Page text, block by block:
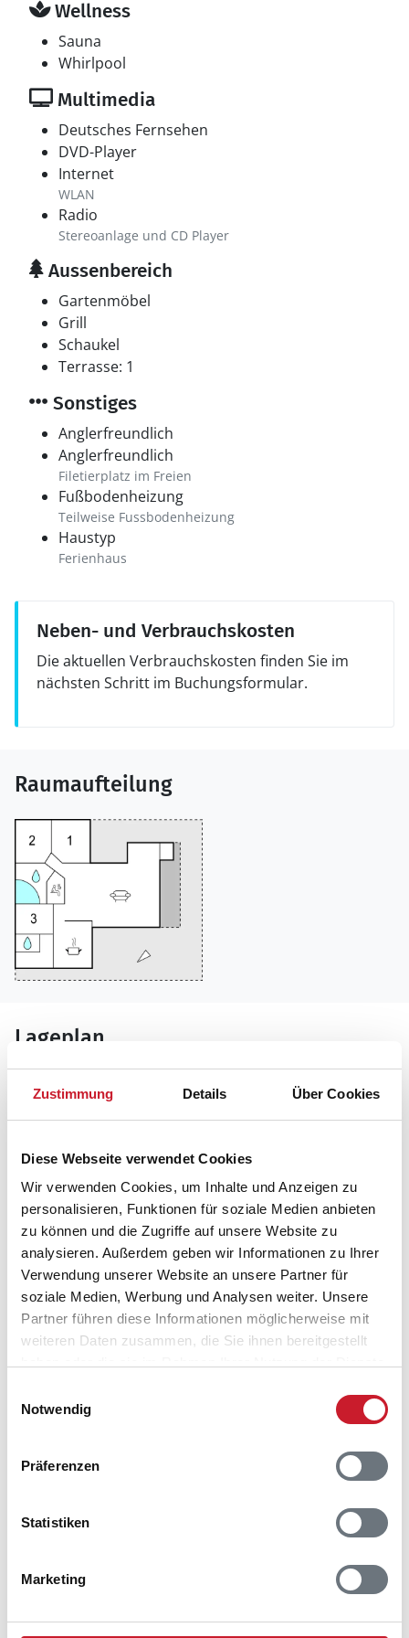
Zustimmung Details Über Cookies
Diese Webseite verwendet Cookies
Wir verwenden Cookies, um Inhalte und Anzeigen zu
personalisieren, Funktionen für soziale Medien anbieten
zu können und die Zugriffe auf unsere Website zu
analysieren. Außerdem geben wir Informationen zu Ihrer
Verwendung unserer Website an unsere Partner für
soziale Medien, Werbung und Analysen weiter. Unsere
Partner führen diese Informationen möglicherweise mit
weiteren Daten zusammen, die Sie ihnen bereitgestellt
Notwendig
Präferenzen
Statistiken
Marketing
Wellness
Sauna
Whirlpool
Multimedia
Deutsches Fernsehen
DVD-Player
Internet
WLAN
Radio
Stereoanlage und CD Player
Aussenbereich
Gartenmöbel
Grill
Schaukel
Terrasse: 1
Sonstiges
Anglerfreundlich
Anglerfreundlich
Filetierplatz im Freien
Fußbodenheizung
Teilweise Fussbodenheizung
Haustyp
Ferienhaus
Neben- und Verbrauchskosten
Die aktuellen Verbrauchskosten finden Sie im
nächsten Schritt im Buchungsformular.
Raumaufteilung
Lageplan
Ferienhaus F09213
Søstjerneparken 39
Belegungskalender